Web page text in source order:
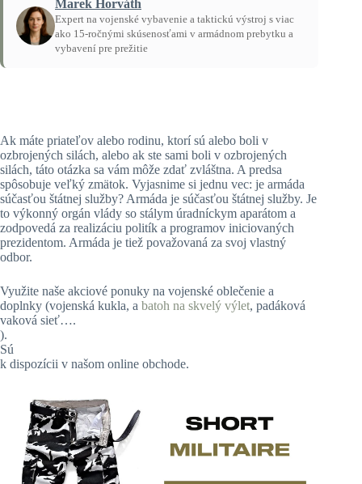
Marek Horváth
Expert na vojenské vybavenie a taktickú výstroj s viac
ako 15-ročnými skúsenosťami v armádnom prebytku a
vybavení pre prežitie
Ak máte priateľov alebo rodinu, ktorí sú alebo boli v
ozbrojených silách, alebo ak ste sami boli v ozbrojených
silách, táto otázka sa vám môže zdať zvláštna. A predsa
spôsobuje veľký zmätok. Vyjasnime si jednu vec: je armáda
súčasťou štátnej služby? Armáda je súčasťou štátnej služby. Je
to výkonný orgán vlády so stálym úradníckym aparátom a
zodpovedá za realizáciu politík a programov iniciovaných
prezidentom. Armáda je tiež považovaná za svoj vlastný
odbor.
Využite naše akciové ponuky na vojenské oblečenie a
doplnky (vojenská kukla, a batoh na skvelý výlet, padáková
vaková sieť….
).
Sú
k dispozícii v našom online obchode.